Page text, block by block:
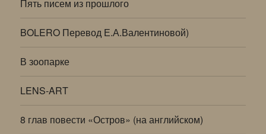
Пять писем из прошлого
BOLERO Перевод Е.А.Валентиновой)
В зоопарке
LENS-ART
8 глав повести «Остров» (на английском)